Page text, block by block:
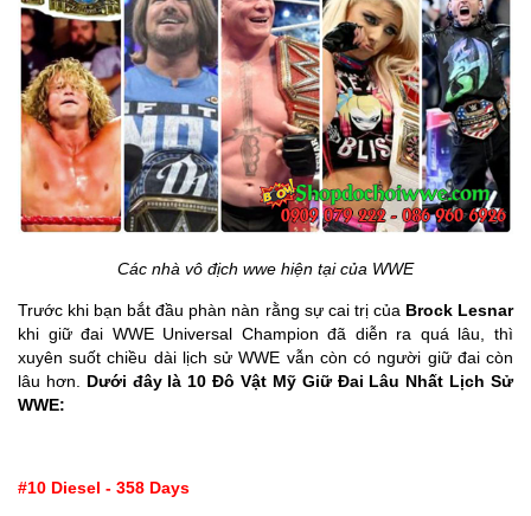
Các nhà vô địch wwe hiện tại của WWE
Trước khi bạn bắt đầu phàn nàn rằng sự cai trị của Brock Lesnar
khi giữ đai WWE Universal Champion đã diễn ra quá lâu, thì
xuyên suốt chiều dài lịch sử WWE vẫn còn có người giữ đai còn
lâu hơn. Dưới đây là 10 Đô Vật Mỹ Giữ Đai Lâu Nhất Lịch Sử
WWE:
#10 Diesel - 358 Days